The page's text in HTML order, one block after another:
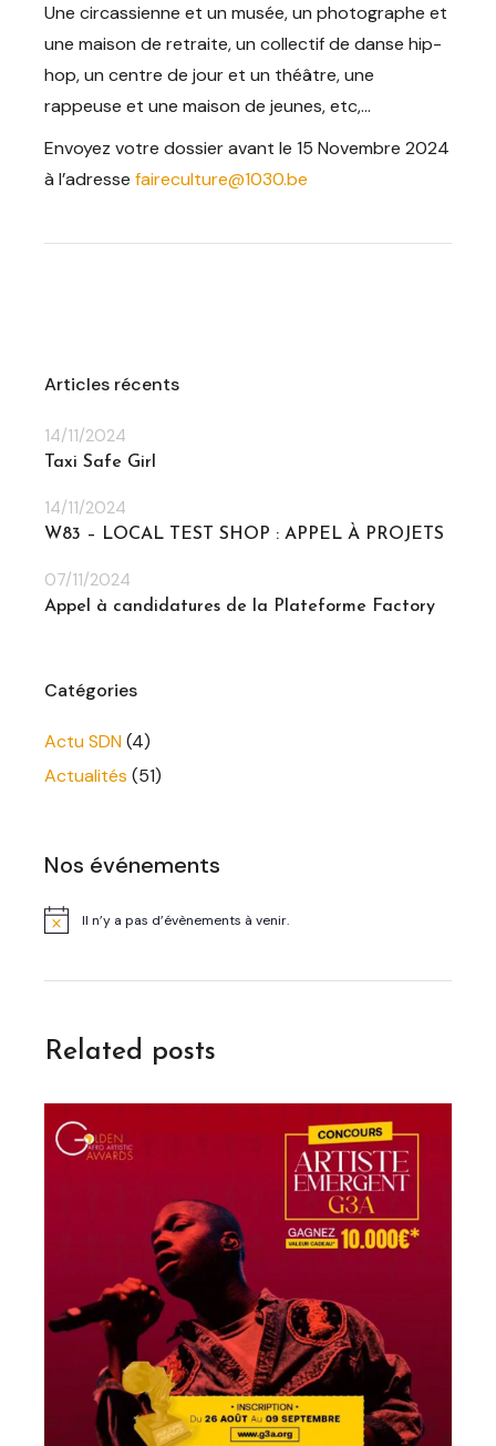
Une circassienne et un musée, un photographe et
une maison de retraite, un collectif de danse hip-
hop, un centre de jour et un théâtre, une
rappeuse et une maison de jeunes, etc,…
Envoyez votre dossier avant le 15 Novembre 2024
à l’adressefaireculture@1030.be
Articles récents
Taxi Safe Girl
14/11/2024
W83 – LOCAL TEST SHOP : APPEL À PROJETS
14/11/2024
Appel à candidatures de la Plateforme Factory
07/11/2024
Catégories
Actu SDN(4)
Actualités (51)
Nos événements
NoticeIl n’y a pas d’évènements à venir.
Related posts